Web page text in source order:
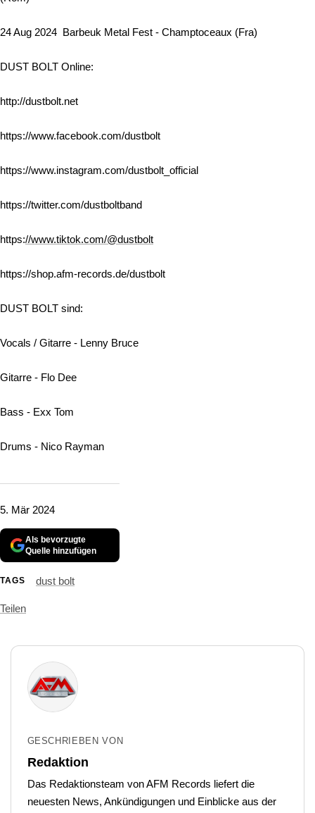
5. Mär 2024
Als bevorzugte
Quelle hinzufügen
TAGS dust bolt
Teilen
24 Aug 2024 Barbeuk Metal Fest - Champtoceaux (Fra)
DUST BOLT Online:
http://dustbolt.net
https://www.facebook.com/dustbolt
https://www.instagram.com/dustbolt_official
https://twitter.com/dustboltband
https://www.tiktok.com/@dustbolt
https://shop.afm-records.de/dustbolt
DUST BOLT sind:
Vocals / Gitarre - Lenny Bruce
Gitarre - Flo Dee
Bass - Exx Tom
Drums - Nico Rayman
GESCHRIEBEN VON
Redaktion
Das Redaktionsteam von AFM Records liefert die
neuesten News, Ankündigungen und Einblicke aus der